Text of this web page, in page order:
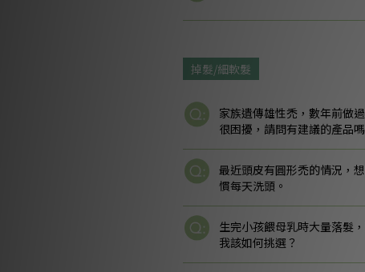
掉髮/細軟髮
家族遺傳雄性禿，數年前做
很困擾，請問有建議的產品嗎
最近頭皮有圓形禿的情況，
慣每天洗頭。
生完小孩餵母乳時大量落髮
我該如何挑選？